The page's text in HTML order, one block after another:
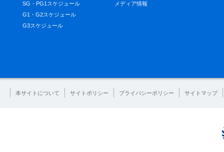
SG・PG1スケジュール
G1・G2スケジュール
G3スケジュール
メディア情報
本サイトについて サイトポリシー プライバシーポリシー サイトマップ